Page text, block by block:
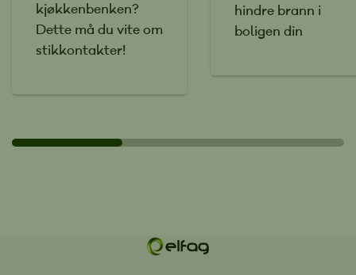
kjøkkenbenken?
Dette må du vite om
stikkontakter!
hindre brann i
boligen din